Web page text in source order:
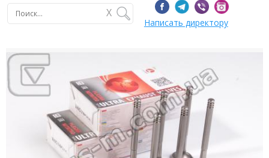
X
Написать директору